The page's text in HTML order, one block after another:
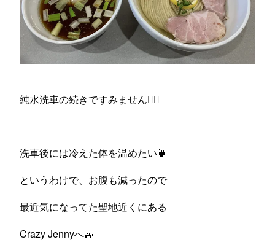
純水洗車の続きですみません🙇‍♀️
洗車後には冷えた体を温めたい🍵
というわけで、お腹も減ったので
最近気になってた聖地近くにある
Crazy Jennyへ🚙